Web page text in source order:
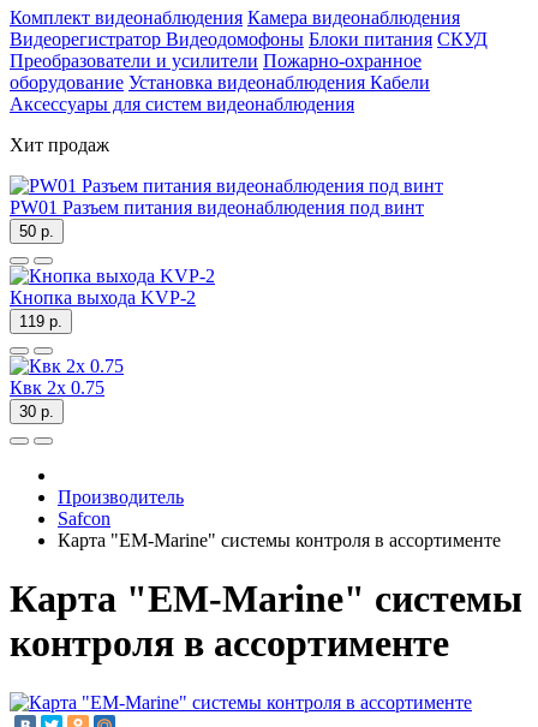
Комплект видеонаблюдения Камера видеонаблюдения
Видеорегистратор Видеодомофоны Блоки питания СКУД
Преобразователи и усилители Пожарно-охранное
оборудование Установка видеонаблюдения Кабели
Аксессуары для систем видеонаблюдения
Хит продаж
PW01 Разъем питания видеонаблюдения под винт
50 р.
Кнопка выхода KVP-2
119 р.
Квк 2х 0.75
30 р.
Производитель
Safcon
Карта "EM-Marine" системы контроля в ассортименте
Карта "EM-Marine" системы
контроля в ассортименте